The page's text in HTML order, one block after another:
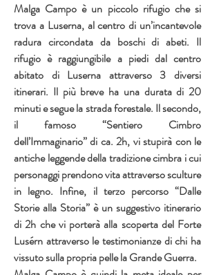
Malga Campo è un piccolo rifugio che si
trova a Luserna, al centro di un’incantevole
radura circondata da boschi di abeti. Il
rifugio è raggiungibile a piedi dal centro
abitato di Luserna attraverso 3 diversi
itinerari. Il più breve ha una durata di 20
minuti e segue la strada forestale. Il secondo,
il famoso “Sentiero Cimbro
dell’Immaginario” di ca. 2h, vi stupirà con le
antiche leggende della tradizione cimbra i cui
personaggi prendono vita attraverso sculture
in legno. Infine, il terzo percorso “Dalle
Storie alla Storia” è un suggestivo itinerario
di 2h che vi porterà alla scoperta del Forte
Lusérn attraverso le testimonianze di chi ha
vissuto sulla propria pelle la Grande Guerra.